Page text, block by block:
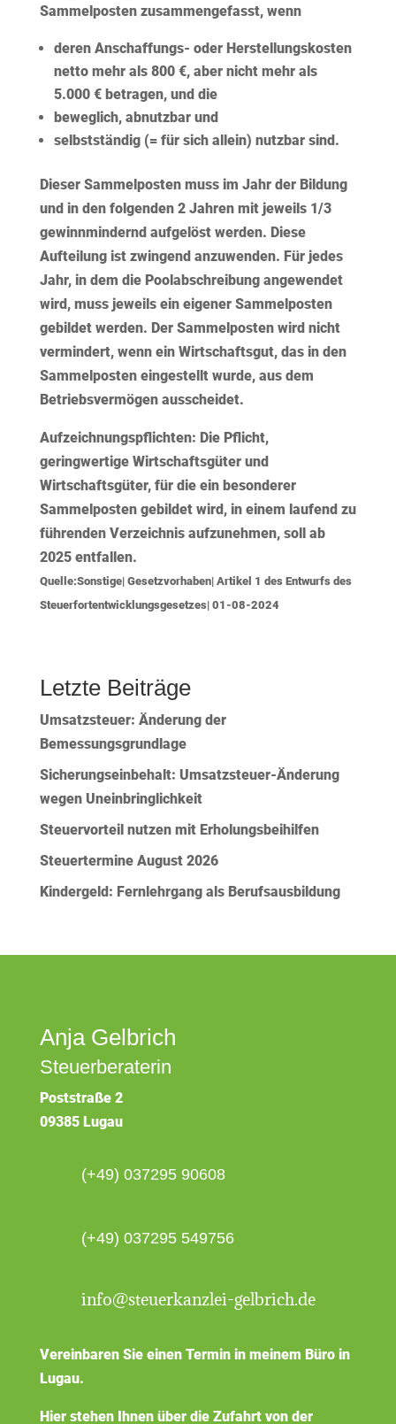
Sammelposten zusammengefasst, wenn
deren Anschaffungs- oder Herstellungskosten
netto mehr als 800 €, aber nicht mehr als
5.000 €betragen, und die
beweglich, abnutzbar und
selbstständig (= für sich allein) nutzbar sind.
Dieser Sammelposten muss im Jahr der Bildung
und in den folgenden 2 Jahren mit jeweils 1/3
gewinnmindernd aufgelöstwerden. Diese
Aufteilung ist zwingend anzuwenden. Für jedes
Jahr, in dem die Poolabschreibung angewendet
wird, muss jeweils ein eigener Sammelposten
gebildet werden. Der Sammelposten wird nicht
vermindert, wenn ein Wirtschaftsgut, das in den
Sammelposten eingestellt wurde, aus dem
Betriebsvermögen ausscheidet.
Aufzeichnungspflichten: Die Pflicht,
geringwertige Wirtschaftsgüter und
Wirtschaftsgüter, für die ein besonderer
Sammelposten gebildet wird, in einem laufend zu
führenden Verzeichnis aufzunehmen, soll ab
2025 entfallen.
Quelle:Sonstige| Gesetzvorhaben| Artikel 1 des Entwurfs des
Steuerfortentwicklungsgesetzes| 01-08-2024
Letzte Beiträge
Umsatzsteuer: Änderung der
Bemessungsgrundlage
Sicherungseinbehalt: Umsatzsteuer-Änderung
wegen Uneinbringlichkeit
Steuervorteil nutzen mit Erholungsbeihilfen
Steuertermine August 2026
Kindergeld: Fernlehrgang als Berufsausbildung
Anja Gelbrich
Steuerberaterin
Poststraße 2
09385 Lugau
(+49) 037295 90608
(+49) 037295 549756
info@steuerkanzlei-gelbrich.de
Vereinbaren Sie einen Termin in meinem Büro in
Lugau.
Hier stehen Ihnen über die Zufahrt von der